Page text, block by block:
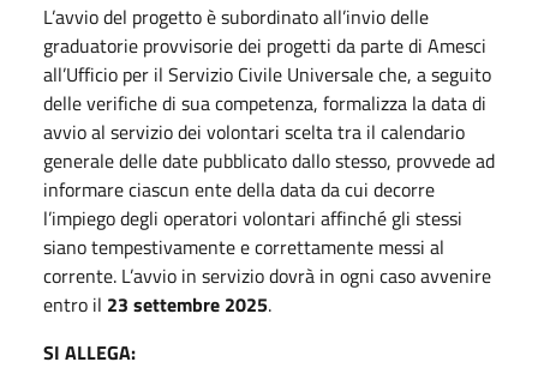
L’avvio del progetto è subordinato all’invio delle
graduatorie provvisorie dei progetti da parte di Amesci
all’Ufficio per il Servizio Civile Universale che, a seguito
delle verifiche di sua competenza, formalizza la data di
avvio al servizio dei volontari scelta tra il calendario
generale delle date pubblicato dallo stesso, provvede ad
informare ciascun ente della data da cui decorre
l’impiego degli operatori volontari affinché gli stessi
siano tempestivamente e correttamente messi al
corrente. L’avvio in servizio dovrà in ogni caso avvenire
entro il 23 settembre 2025.
SI ALLEGA: